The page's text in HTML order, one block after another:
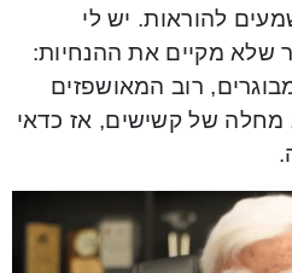
להוראות. יש לי
שלא מקיים את ההנחיות:
רוב המאושפזים
45 עד 55. זו לא מחלה של קשישים, אז כדאי